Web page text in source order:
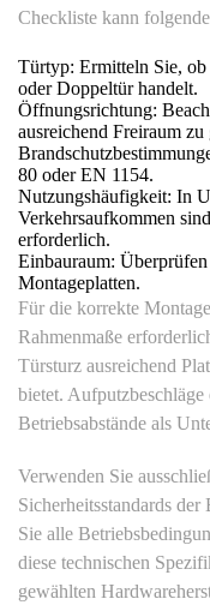
Checkliste kann
Türtyp: Ermitteln Sie,
oder Doppeltür handelt.
Öffnungsrichtung:
ausreichend Freiraum zu
80 oder EN 1154.
Nutzungshäufigkeit: In
Verkehrsaufkommen
erforderlich.
Einbauraum:
Montageplatten.
Für die korrekte
Rahmenmaße
Türsturz ausreichend
bietet.
Betriebsabstände als
Verwenden Sie
Sicherheitsstandards
Sie alle
diese technischen
gewählten